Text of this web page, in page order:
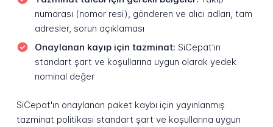
numarası (nomor resi), gönderen ve alıcı adları, tam
adresler, sorun açıklaması
Onaylanan kayıp için tazminat: SiCepat'ın
standart şart ve koşullarına uygun olarak yedek
nominal değer
SiCepat'ın onaylanan paket kaybı için yayınlanmış
tazminat politikası standart şart ve koşullarına uygun